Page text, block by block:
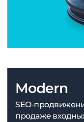
Modern
SEO-
продаже